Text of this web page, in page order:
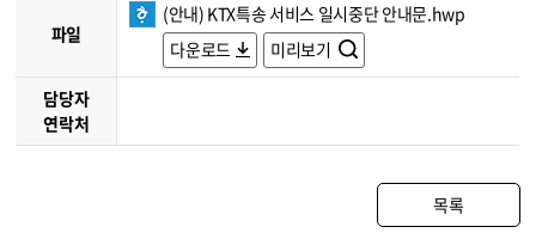
파일
(안내) KTX특송 서비스 일시중단 안내문.hwp
다운로드
미리보기
담당자
연락처
목록